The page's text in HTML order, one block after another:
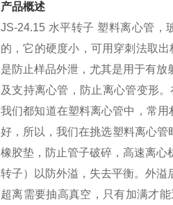
产品概述
JS-24.15 水平转子 塑料离心管，
的，它的硬度小，可用穿刺法取
是防止样品外泄，尤其是用于有
及支持离心管，防止离心管变形
我们都知道在塑料离心管中，常
好，所以，我们在挑选塑料离心
橡胶垫，防止管子破碎，高速离心
转子）以防外溢，失去平衡。外
超离需要抽高真空，只有加满才